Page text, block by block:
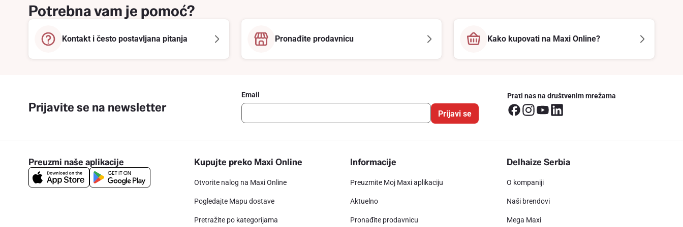
Potrebna vam je pomoć?
Kontakt i često postavljana pitanja Pronađite prodavnicu Kako kupovati na Maxi Online?
Prijavite se na newsletter
Email
Prijavi se
Prati nas na društvenim mrežama
Preuzmi naše aplikacije Kupujte preko Maxi Online
Otvorite nalog na Maxi Online
Pogledajte Mapu dostave
Pretražite po kategorijama
Informacije
Preuzmite Moj Maxi aplikaciju
Aktuelno
Pronađite prodavnicu
Delhaize Serbia
O kompaniji
Naši brendovi
Mega Maxi